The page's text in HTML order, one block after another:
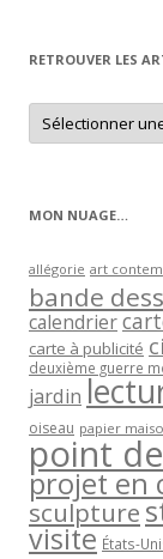
RETROUVER LES
Retrouver
les
articles
MON NUAGE…
allégorie art
bande
calendrier
carte à publicité
deuxième guerre
jardin
oiseau papier
point
projet en
sculpture
visite États-